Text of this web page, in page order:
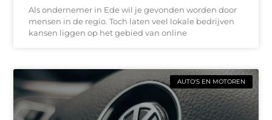
Als ondernemer in Ede wil je gevonden worden door
mensen in de regio. Toch laten veel lokale bedrijven
kansen liggen op het gebied van online
AUTO'S EN MOTOREN